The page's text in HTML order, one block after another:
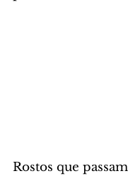
Rostos que